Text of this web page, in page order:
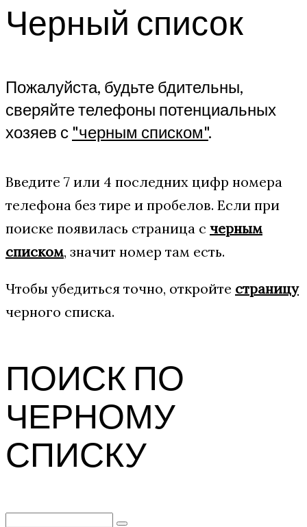
Черный список
Пожалуйста, будьте бдительны,
сверяйте телефоны потенциальных
хозяев с "черным списком".
Введите 7 или 4 последних цифр номера
телефона без тире и пробелов. Если при
поиске появилась страница с черным
списком, значит номер там есть.
Чтобы убедиться точно, откройте страницу
черного списка.
ПОИСК ПО
ЧЕРНОМУ
СПИСКУ
Search